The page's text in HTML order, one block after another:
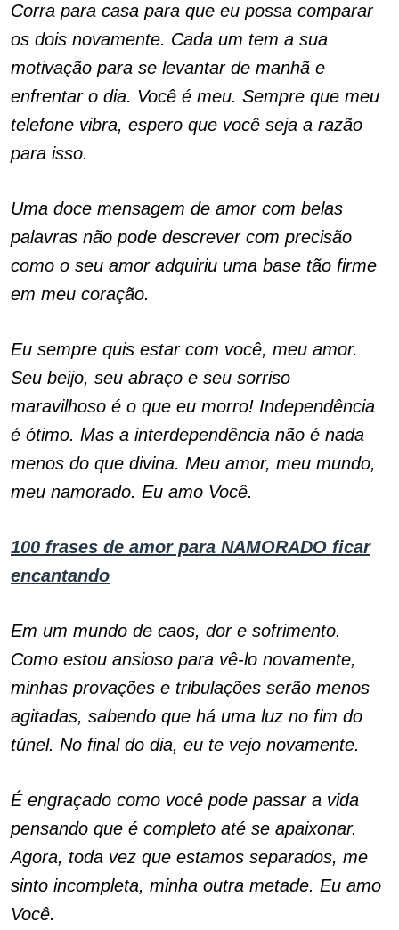
Corra para casa para que eu possa comparar
os dois novamente. Cada um tem a sua
motivação para se levantar de manhã e
enfrentar o dia. Você é meu. Sempre que meu
telefone vibra, espero que você seja a razão
para isso.
Uma doce mensagem de amor com belas
palavras não pode descrever com precisão
como o seu amor adquiriu uma base tão firme
em meu coração.
Eu sempre quis estar com você, meu amor.
Seu beijo, seu abraço e seu sorriso
maravilhoso é o que eu morro! Independência
é ótimo. Mas a interdependência não é nada
menos do que divina. Meu amor, meu mundo,
meu namorado. Eu amo Você.
100 frases de amor para NAMORADO ficar
encantando
Em um mundo de caos, dor e sofrimento.
Como estou ansioso para vê-lo novamente,
minhas provações e tribulações serão menos
agitadas, sabendo que há uma luz no fim do
túnel. No final do dia, eu te vejo novamente.
É engraçado como você pode passar a vida
pensando que é completo até se apaixonar.
Agora, toda vez que estamos separados, me
sinto incompleta, minha outra metade. Eu amo
Você.